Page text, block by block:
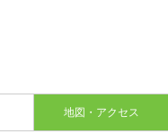
地図・アクセス